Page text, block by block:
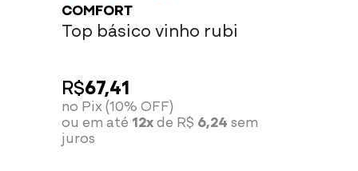
COMFORT
Top básico vinho rubi
R$67,41
no Pix (10% OFF)
ou em até 12xde R$ 6,24 sem
juros